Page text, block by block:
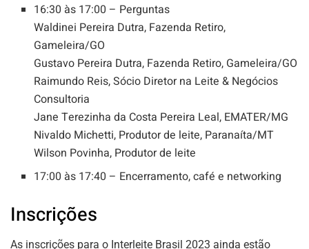
16:30 às 17:00 – Perguntas
Waldinei Pereira Dutra, Fazenda Retiro,
Gameleira/GO
Gustavo Pereira Dutra, Fazenda Retiro, Gameleira/GO
Raimundo Reis, Sócio Diretor na Leite & Negócios
Consultoria
Jane Terezinha da Costa Pereira Leal, EMATER/MG
Nivaldo Michetti, Produtor de leite, Paranaíta/MT
Wilson Povinha, Produtor de leite
17:00 às 17:40 – Encerramento, café e networking
Inscrições
As inscrições para o Interleite Brasil 2023 ainda estão